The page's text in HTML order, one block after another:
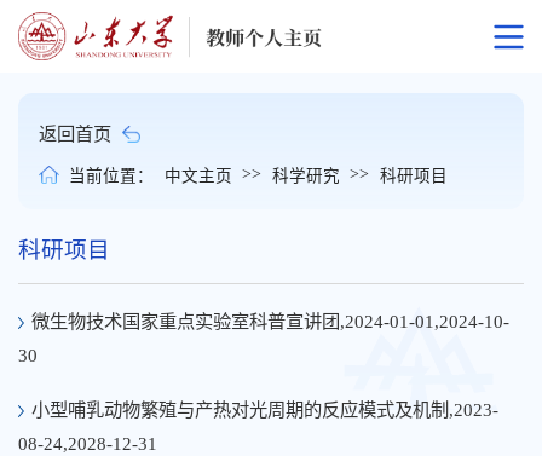
当前位置： 中文主页 >> 科学研究 >> 科研项目
返回首页
科研项目
微生物技术国家重点实验室科普宣讲团,2024-01-01,2024-10-
30
小型哺乳动物繁殖与产热对光周期的反应模式及机制,2023-
08-24,2028-12-31